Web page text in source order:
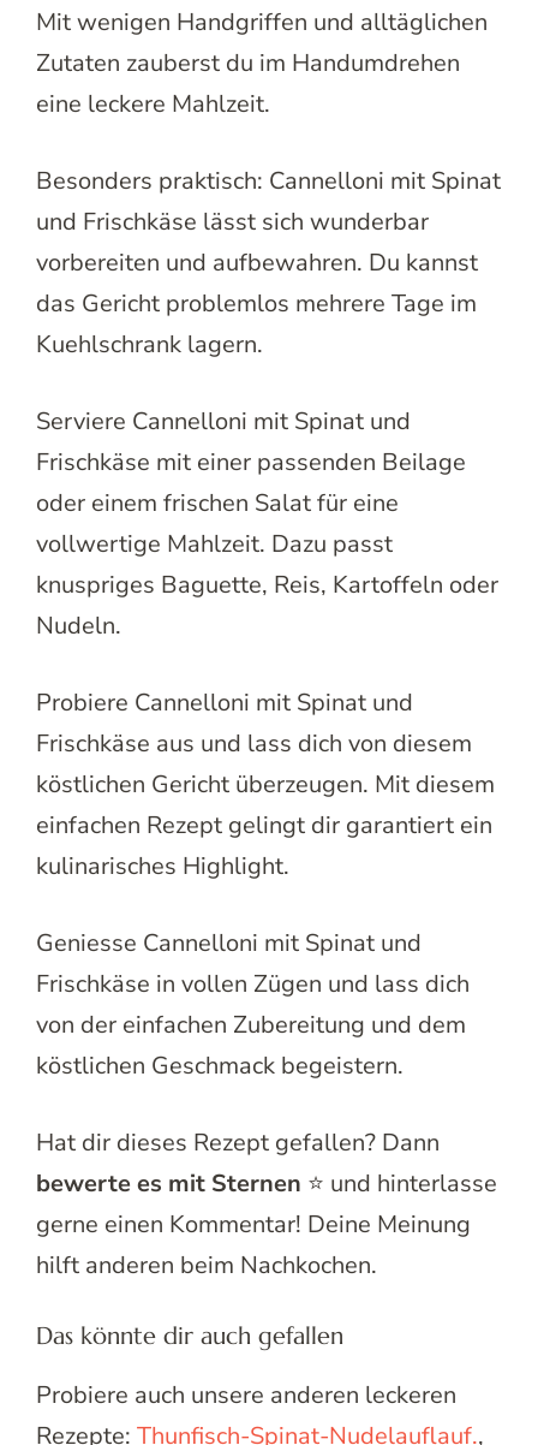
Mit wenigen Handgriffen und alltäglichen
Zutaten zauberst du im Handumdrehen
eine leckere Mahlzeit.
Besonders praktisch: Cannelloni mit Spinat
und Frischkäse lässt sich wunderbar
vorbereiten und aufbewahren. Du kannst
das Gericht problemlos mehrere Tage im
Kuehlschrank lagern.
Serviere Cannelloni mit Spinat und
Frischkäse mit einer passenden Beilage
oder einem frischen Salat für eine
vollwertige Mahlzeit. Dazu passt
knuspriges Baguette, Reis, Kartoffeln oder
Nudeln.
Probiere Cannelloni mit Spinat und
Frischkäse aus und lass dich von diesem
köstlichen Gericht überzeugen. Mit diesem
einfachen Rezept gelingt dir garantiert ein
kulinarisches Highlight.
Geniesse Cannelloni mit Spinat und
Frischkäse in vollen Zügen und lass dich
von der einfachen Zubereitung und dem
köstlichen Geschmack begeistern.
Hat dir dieses Rezept gefallen? Dann
bewerte es mit Sternen ⭐ und hinterlasse
gerne einen Kommentar! Deine Meinung
hilft anderen beim Nachkochen.
Das könnte dir auch gefallen
Probiere auch unsere anderen leckeren
Rezepte: Thunfisch-Spinat-Nudelauflauf.,